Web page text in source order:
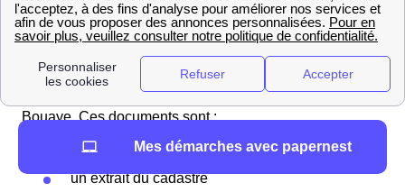
Bouaye, il faut contacter directement Enedis.
votre dossier, il vous faudra vous munir de documents
relatifs à la construction de votre maison neuve à
Bouaye. Ces documents sont :
le permis de construire (délivré par Bouaye)
un extrait du cadastre
Mes démarches avec papernest